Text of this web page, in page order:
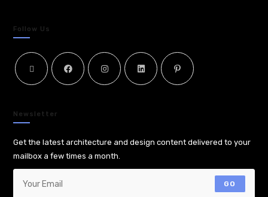
Follow Us
Newsletter
Get the latest architecture and design content delivered to your
mailbox a few times a month.
GO